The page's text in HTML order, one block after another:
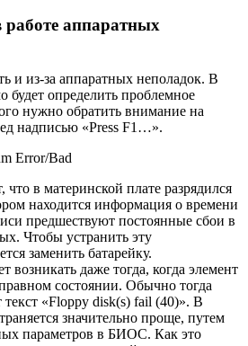
аппаратных
и из-за аппаратных неполадок. В
будет определить проблемное
нужно обратить внимание на
надписью «Press F1…».
Error/Bad
что в материнской плате разрядился
находится информация о времени
предшествуют постоянные сбои в
Чтобы устранить эту
заменить батарейку.
возникать даже тогда, когда элемент
состоянии. Обычно тогда
текст «Floppy disk(s) fail (40)». В
значительно проще, путем
параметров в БИОС. Как это